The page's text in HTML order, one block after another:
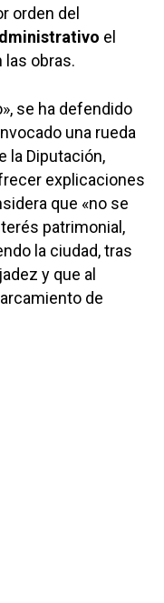
orden del
el
obras.
se ha defendido
una rueda
la Diputación,
explicaciones
que «no se
patrimonial,
la ciudad, tras
y que al
de